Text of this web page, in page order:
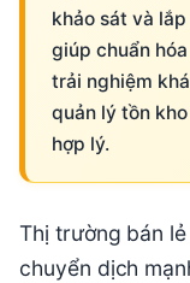
khảo sát và
giúp chuẩn
trải nghiệm
quản lý tồn
hợp lý.
Thị trường bán
chuyển dịch